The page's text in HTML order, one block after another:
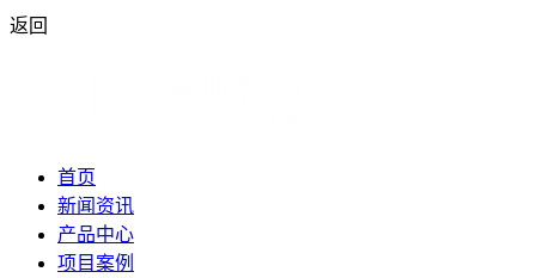
返回
首页
新闻资讯
产品中心
项目案例